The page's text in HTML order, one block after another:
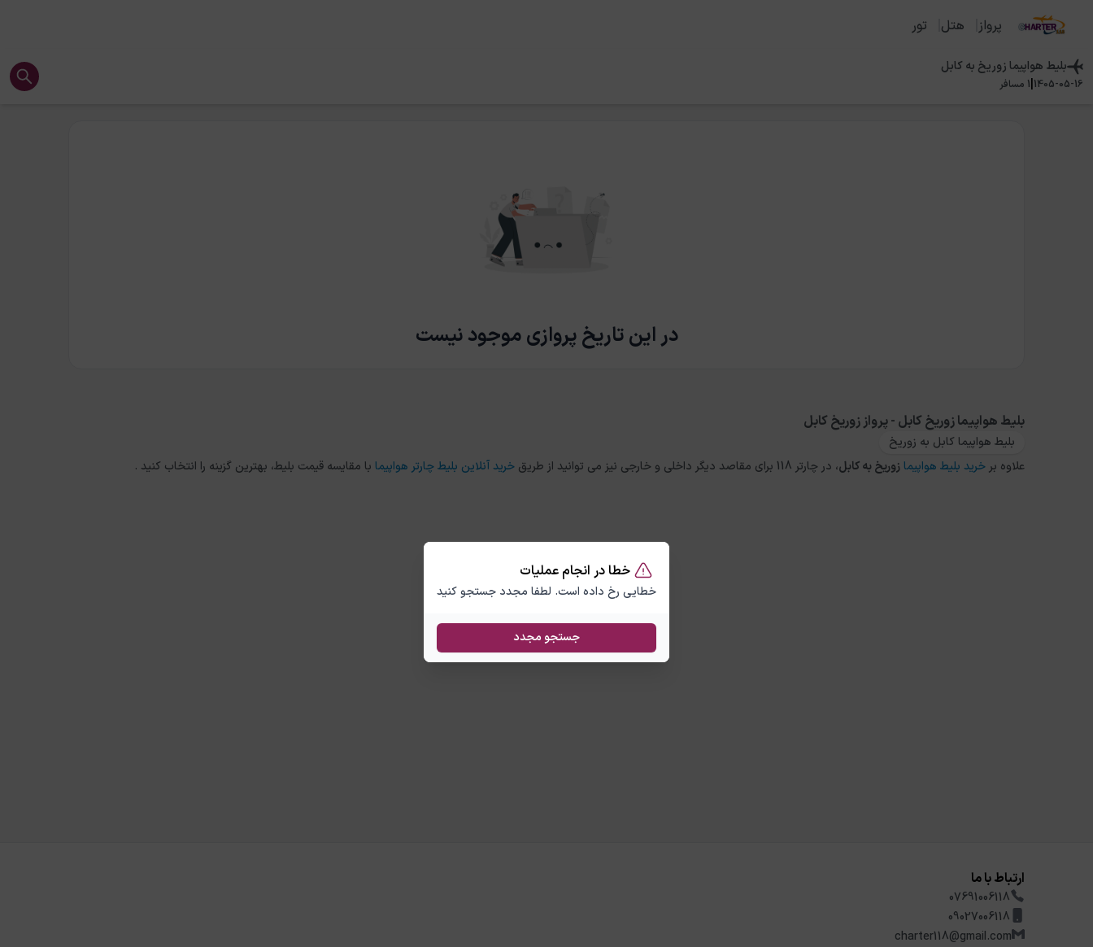
خطا در انجام عملیات
خطایی رخ داده است. لطفا مجدد جستجو کنید
جستجو مجدد
پرواز هتل تور
بلیط هواپیمازوریخ به کابل
1405-05-16
|
1 مسافر
در این تاریخ پروازی موجود نیست
بلیط هواپیما زوریخ کابل - پرواز زوریخ کابل
بلیط هواپیما کابل به زوریخ
علاوه بر خرید بلیط هواپیما زوریخبهکابل، در چارتر 118 برای مقاصد دیگر داخلی و خارجی نیز می توانید از طریق خرید آنلاین بلیط چارتر هواپیما با مقایسه قیمت بلیط، بهترین گزینه را انتخاب کنید .
ارتباط با ما
07691006118
09027006118
charter118@gmail.com